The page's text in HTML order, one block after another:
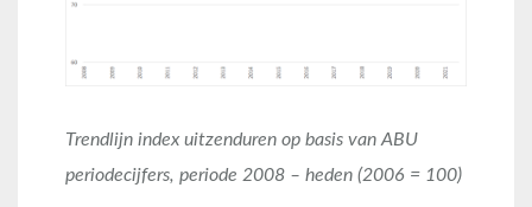
Trendlijn index uitzenduren op basis van ABU
periodecijfers, periode 2008 – heden (2006 = 100)